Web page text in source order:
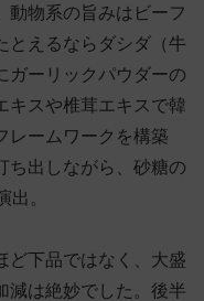
動物系の旨みはビーフ
とえるならダシダ（牛
ガーリックパウダーの
キスや椎茸エキスで韓
レームワークを構築
ち出しながら、砂糖の
出。
ど下品ではなく、大盛
減は絶妙でした。後半